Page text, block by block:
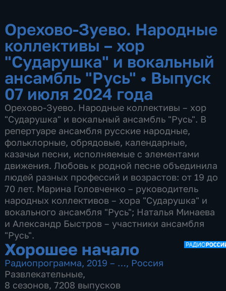
Орехово-Зуево. Народные
коллективы – хор
"Сударушка" и вокальный
ансамбль "Русь" • Выпуск
07 июля 2024 года
Орехово-Зуево. Народные коллективы – хор
"Сударушка" и вокальный ансамбль "Русь". В
репертуаре ансамбля русские народные,
фольклорные, обрядовые, календарные,
казачьи песни, исполняемые с элементами
движения. Любовь к родной песне объединила
людей разных профессий и возрастов: от 19 до
70 лет. Марина Головченко – руководитель
народных коллективов – хора "Сударушка" и
вокального ансамбля "Русь"; Наталья Минаева
и Александр Быстров – участники ансамбля
"Русь".
Хорошее начало
Радиопрограмма, 2019 – …, Россия
Развлекательные,
8 сезонов, 7208 выпусков